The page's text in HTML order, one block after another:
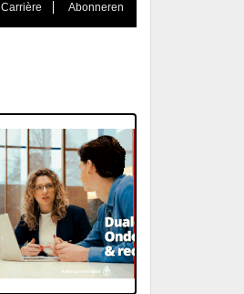
Carrière Abonneren